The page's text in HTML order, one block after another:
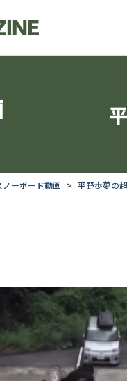
ノーボード動画 平野歩夢の